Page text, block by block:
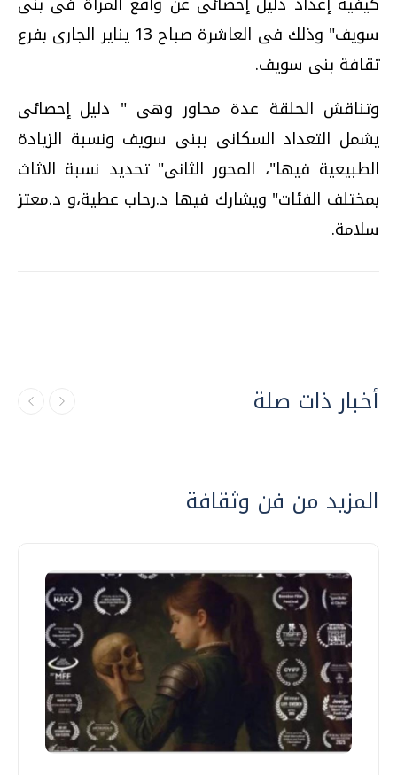
سويف" وذلك فى العاشرة صباح 13 يناير الجارى بفرع
ثقافة بنى سويف.
وتناقش الحلقة عدة محاور وهى " دليل إحصائى
يشمل التعداد السكانى ببنى سويف ونسبة الزيادة
الطبيعية فيها"، المحور الثانى" تحديد نسبة الاثاث
بمختلف الفئات" ويشارك فيها د.رحاب عطية،و د.معتز
سلامة.
أخبار ذات صلة
المزيد من فن وثقافة